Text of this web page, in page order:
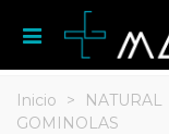
Inicio > NATURAL
GOMINOLAS